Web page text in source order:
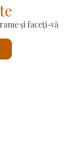
și faceți-vă